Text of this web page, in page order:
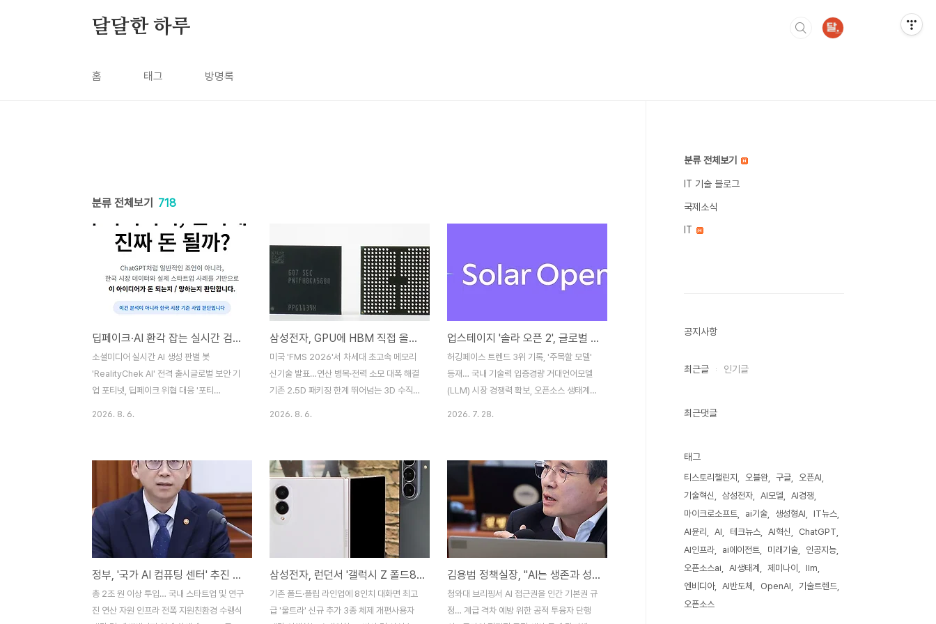
달달한 하루
홈 태그 방명록
분류 전체보기 718
딥페이크·AI 환각 잡는 실시간 검증 봇 등장…포티넷 '통합 포티AI' 공개
소셜미디어 실시간 AI 생성 판별 봇
'RealityChek AI' 전격 출시글로벌 보안 기
업 포티넷, 딥페이크 위협 대응 '포티
환각(Hallucination) 공격이 기승을 부리는
가운데, AI 생성 콘텐츠를 실시간으로 판별하
고 보안 위협에 자동 대응하는 차세대 AI 보
안 솔루션들이 6일 대거 공개됐다. 소셜미디
어 실시간 판별…'RealityChek AI' 봇 전격
출시글로벌 데이터 솔루션 기업 하이드어웨
이 디지털(Hydaway Digital)은 6일 X(구
트위터) 등 주요 소셜미디어 플랫폼 상에서
유포되는 이..
2026. 8. 6.
삼성전자, GPU에 HBM 직접 올리는 'zHBM' 전격 공개…AI 메모리 판도 바꾼다
미국 'FMS 2026'서 차세대 초고속 메모리
신기술 발표…연산 병목·전력 소모 대폭 해결
기존 2.5D 패키징 한계 뛰어넘는 3D 수직
(HBM) 간의 연산 데이터 병목 현상을 근본
적으로 해결할 차세대 메모리 신기술을 세계
최초로 전격 공개했다. 삼성전자는 6일(현지
시간) 미국 칼리포니아주 산타클라라 컨벤션
센터에서 열린 글로벌 메모리 학술·전시회
'FMS(Future of Memory and
Storage) 2026' 기조연설에서 GPU와
HBM을 수직으로 직접 적층하는 3D 융합 메
모리 구조인 'zHBM(Zero-latency
2026. 8. 6.
업스테이지 '솔라 오픈 2', 글로벌 AI 트렌드 선두권 진입
허깅페이스 트렌드 3위 기록, '주목할 모델'
등재… 국내 기술력 입증경량 거대언어모델
(LLM) 시장 경쟁력 확보, 오픈소스 생태계
(Hugging Face)에서 높은 평가를 받으며
국내 AI 기술의 우수성을 입증했다. 솔라 오
픈 2는 허깅페이스 트렌드(Trends)에서 전
체 모델 중 3위를 기록했으며, '주목할 모델
(noteworthy model)' 목록에 등재되는 쾌
거를 달성했다.허깅페이스는 전 세계 AI 개발
자와 연구자들이 모델, 데이터셋, 애플리케이
션 등을 공유하고 협력하는 대표적인 오픈소
스 AI 플랫폼이다...
2026. 7. 28.
정부, '국가 AI 컴퓨팅 센터' 추진 가속화… GPU 5만 장 확보로 국내 AI 생태계 대대적 지원
총 2조 원 이상 투입… 국내 스타트업 및 연구
진 연산 자원 인프라 전폭 지원친환경 수랭식
삼성전자, 런던서 '갤럭시 Z 폴드8 Ultra' 언팩… 에이전틱 AI 온디바이스 전면 탑재
기존 폴드·플립 라인업에 8인치 대화면 최고
급 '울트라' 신규 추가 3종 체제 개편사용자
김용범 정책실장, "AI는 생존과 성장의 핵심… 국가 차원 'AI 기본사회' 이룩"
청와대 브리핑서 AI 접근권을 인간 기본권 규
정… 계급 격차 예방 위한 공적 투융자 단행
분류 전체보기
IT 기술 블로그
국제소식
IT
공지사항
최근글 인기글
최근댓글
태그
티스토리챌린지 오블완 구글
오픈AI
기술혁신
삼성전자 AI모델
AI경쟁
마이크로소프트
ai기술 생성형AI
IT뉴스
AI윤리
AI 테크뉴스 AI혁신
ChatGPT
AI인프라
ai에이전트 미래기술
인공지능
오픈소스ai
AI생태계 제미나이
llm
엔비디아
AI반도체 OpenAI
기술트렌드
오픈소스